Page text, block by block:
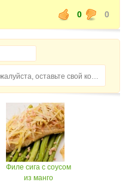
0
0
Домохозяйка, пожалуйста, оставьте свой комментарий...
Филе сига с соусом
из манго